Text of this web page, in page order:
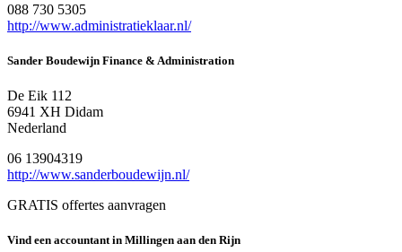
088 730 5305
http://www.administratieklaar.nl/
Sander Boudewijn Finance & Administration
De Eik 112
6941 XH Didam
Nederland
06 13904319
http://www.sanderboudewijn.nl/
GRATIS offertes aanvragen
Vind een accountant in Millingen aan den Rijn